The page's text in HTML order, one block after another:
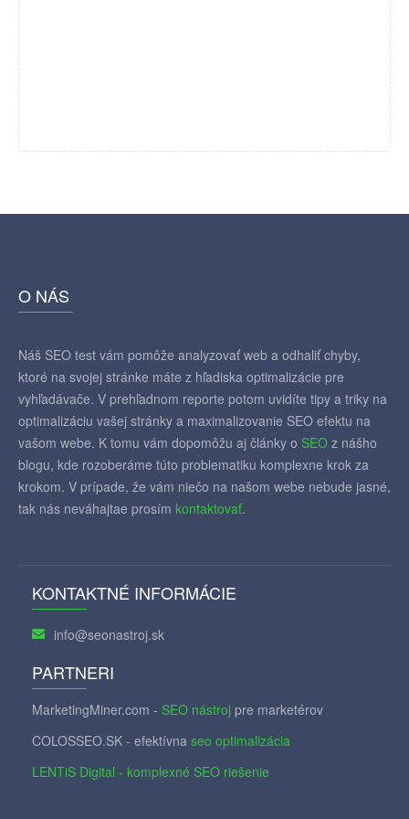
O NÁS
Náš SEO test vám pomôže analyzovať web a odhaliť chyby,
ktoré na svojej stránke máte z hľadiska optimalizácie pre
vyhľadávače. V prehľadnom reporte potom uvidíte tipy a triky na
optimalizáciu vašej stránky a maximalizovanie SEO efektu na
vašom webe. K tomu vám dopomôžu aj články o SEO z nášho
blogu, kde rozoberáme túto problematiku komplexne krok za
krokom. V prípade, že vám niečo na našom webe nebude jasné,
tak nás neváhajtae prosím kontaktovať.
KONTAKTNÉ INFORMÁCIE
info@seonastroj.sk
PARTNERI
MarketingMiner.com - SEO nástroj pre marketérov
COLOSSEO.SK - efektívna seo optimalizácia
LENTiS Digital - komplexné SEO riešenie